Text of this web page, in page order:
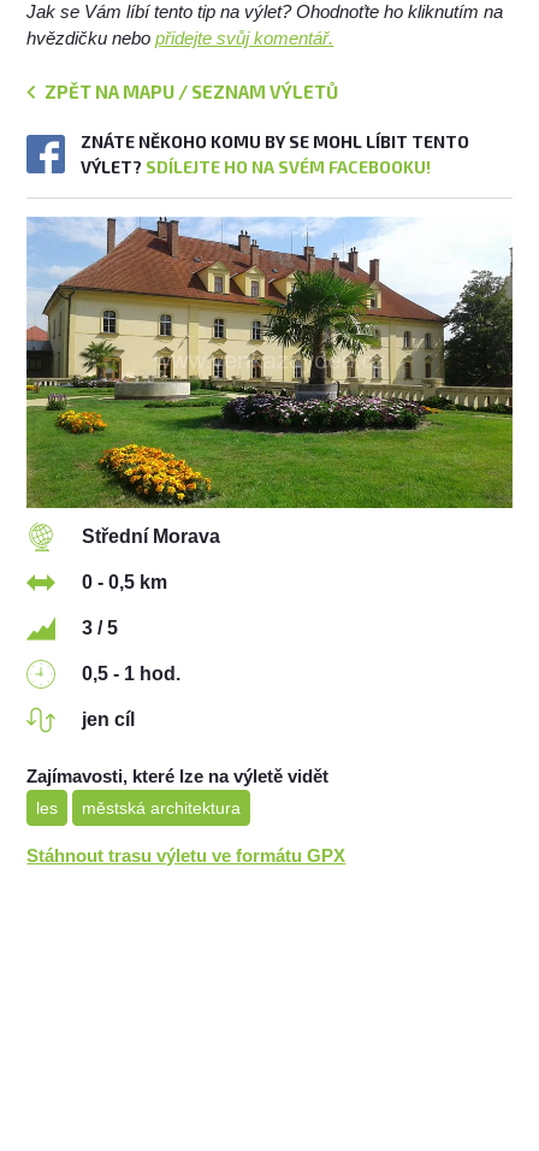
Jak se Vám líbí tento tip na výlet? Ohodnoťte ho kliknutím na
hvězdičku nebopřidejte svůj komentář.
ZPĚT NA MAPU / SEZNAM VÝLETŮ
ZNÁTE NĚKOHO KOMU BY SE MOHL LÍBIT TENTO
VÝLET? SDÍLEJTE HO NA SVÉM FACEBOOKU!
Střední Morava
0 - 0,5 km
3 / 5
0,5 - 1 hod.
jen cíl
Zajímavosti, které lze na výletě vidět
les městská architektura
Stáhnout trasu výletu ve formátu GPX